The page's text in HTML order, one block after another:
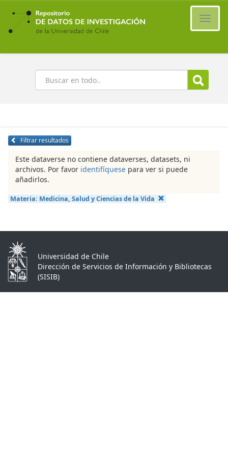
Ir
contenido
principal
Buscar
Filtrar resultados
Este dataverse no contiene dataverses, datasets, ni
archivos. Por favor identifíquese para ver si puede
añadirlos.
Materia: Medicina, Salud y Ciencias de la Vida
Universidad de Chile
Dirección de Servicios de Información y Bibliotecas
(SISIB)